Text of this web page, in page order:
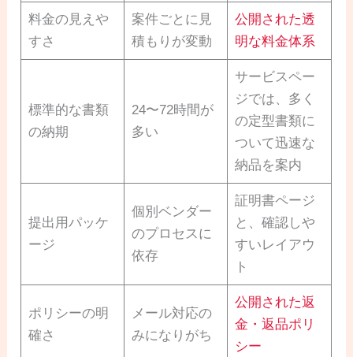
料金の見えや
すさ
案件ごとに見
積もりが変動
公開された透
明な料金体系
標準的な書類
の納期
24〜72時間が
多い
サービスペー
ジでは、多く
の定型書類に
ついて迅速な
納品を案内
提出用パッケ
ージ
個別ベンダー
のプロセスに
依存
証明書ページ
と、確認しや
すいレイアウ
ト
ポリシーの明
確さ
メール対応の
みになりがち
公開された返
金・返品ポリ
シー